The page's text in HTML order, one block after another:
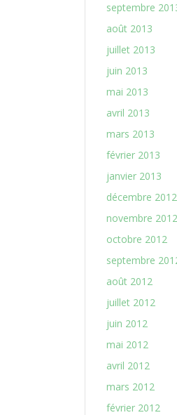
septembre
août 2013
juillet 2013
juin 2013
mai 2013
avril 2013
mars 2013
février 2013
janvier 2013
décembre 2012
novembre 2012
octobre 2012
septembre
août 2012
juillet 2012
juin 2012
mai 2012
avril 2012
mars 2012
février 2012